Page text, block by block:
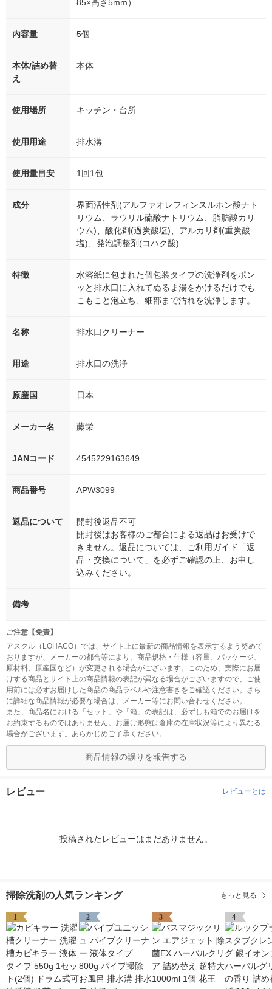
85×高さ5mm）
内容量 5個
本体/詰め替
え
本体
使用場所 キッチン・台所
使用用途 排水溝
使用量目安 1回1包
成分
界面活性剤(アルファオレフィンスルホン酸ナト
リウム、ラウリル硫酸ナトリウム、脂肪酸カリ
ウム)、酸化剤(過炭酸塩)、アルカリ剤(重炭酸
塩)、発泡調整剤(コハク酸)
特徴
水溶紙に包まれた個包装タイプの洗浄剤をポン
ッと排水口に入れてぬるま湯をかけるだけでも
こもこと泡立ち、細部まで汚れを洗浄します。
名称 排水口クリーナー
用途 排水口の洗浄
原産国 日本
メーカー名 藤栄
JANコード 4545229163649
商品番号 APW3099
返品について
開封後返品不可
開封後はお客様のご都合による返品はお受けで
きません。返品については、ご利用ガイド「返
品・交換について」を必ずご確認の上、お申し
込みください。
備考
ご注意【免責】
アスクル（LOHACO）では、サイト上に最新の商品情報を表示するよう努めて
おりますが、メーカーの都合等により、商品規格・仕様（容量、パッケージ、
原材料、原産国など）が変更される場合がございます。このため、実際にお届
けする商品とサイト上の商品情報の表記が異なる場合がございますので、ご使
用前には必ずお届けした商品の商品ラベルや注意書きをご確認ください。さら
に詳細な商品情報が必要な場合は、メーカー等にお問い合わせください。
また、商品名における「セット」や「箱」の表記は、必ずしも箱でのお届けを
お約束するものではありません。お届け形態は倉庫の在庫状況等により異なる
場合がございます。あらかじめご了承ください。
商品情報の誤りを報告する
レビュー レビューとは
投稿されたレビューはまだありません。
掃除洗剤の人気ランキング もっと見る
1 2 3 4